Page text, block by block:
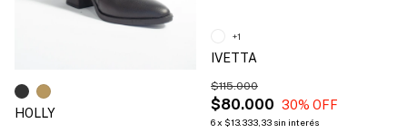
HOLLY
IVETTA
$80.000
$115.000
30% OFF
6x $13.333,33 sin interés
+1